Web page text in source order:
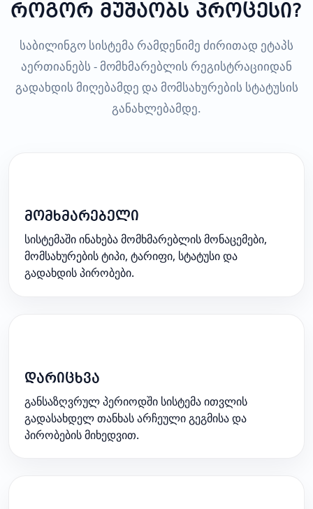
როგორ მუშაობს პროცესი?
საბილინგო სისტემა რამდენიმე ძირითად ეტაპს
აერთიანებს - მომხმარებლის რეგისტრაციიდან
გადახდის მიღებამდე და მომსახურების სტატუსის
განახლებამდე.
მომხმარებელი
სისტემაში ინახება მომხმარებლის მონაცემები,
მომსახურების ტიპი, ტარიფი, სტატუსი და
გადახდის პირობები.
დარიცხვა
განსაზღვრულ პერიოდში სისტემა ითვლის
გადასახდელ თანხას არჩეული გეგმისა და
პირობების მიხედვით.